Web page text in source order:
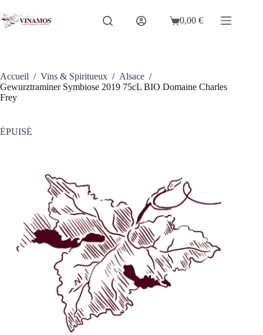
au
contenu
Panier
0,00€
Accueil / Vins & Spiritueux / Alsace /
Gewurztraminer Symbiose 2019 75cL BIO Domaine Charles
Frey
ÉPUISÉ